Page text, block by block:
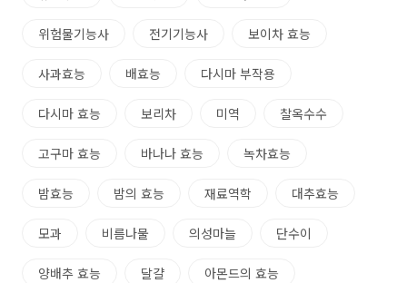
위험물기능사 전기기능사 보이차 효능
사과효능 배효능 다시마 부작용
다시마 효능 보리차 미역 찰옥수수
고구마 효능 바나나 효능 녹차효능
밤효능 밤의 효능 재료역학 대추효능
모과 비름나물 의성마늘 단수이
양배추 효능 달걀 아몬드의 효능